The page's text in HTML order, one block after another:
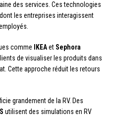
des services. Ces technologies
les entreprises interagissent
comme IKEAet Sephora
de visualiser les produits dans
Cette approche réduit les retours
grandement de la RV. Des
utilisent des simulations en RV